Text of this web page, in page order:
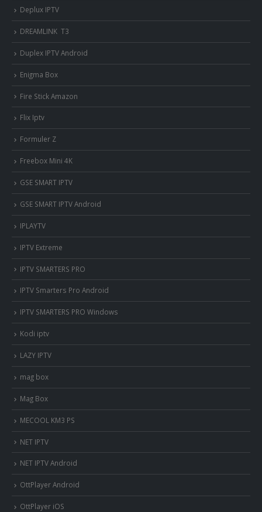
Deplux IPTV
DREAMLINK T3
Duplex IPTV Android
Enigma Box
Fire Stick Amazon
Flix Iptv
Formuler Z
Freebox Mini 4K
‎GSE SMART IPTV
GSE SMART IPTV Android
IPLAYTV
IPTV Extreme
IPTV SMARTERS PRO
IPTV Smarters Pro Android
IPTV SMARTERS PRO Windows
Kodi iptv
LAZY IPTV
mag box
Mag Box
MECOOL KM3 PS
NET IPTV
NET IPTV Android
OttPlayer Android
OttPlayer iOS